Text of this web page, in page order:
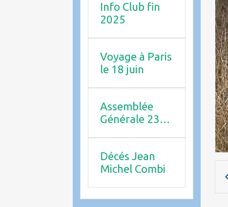
Info Club fin
2025
Voyage à Paris
le 18 juin
Assemblée
Générale 23
Décés Jean
Michel Combi